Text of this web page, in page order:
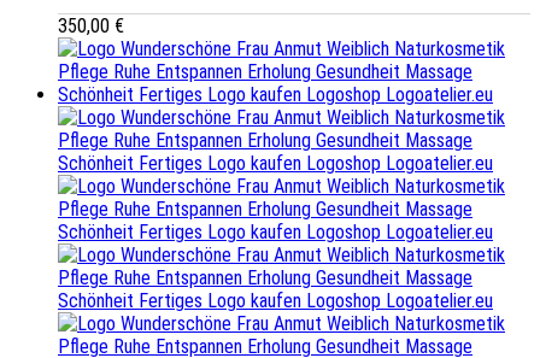
350,00 €